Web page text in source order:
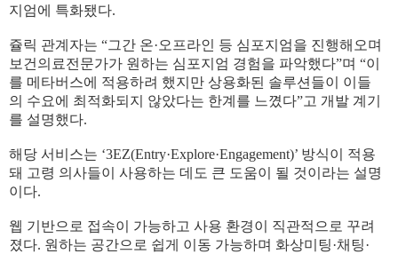
지엄에 특화됐다.
쥴릭 관계자는 “그간 온·오프라인 등 심포지엄을 진행해오며
보건의료전문가가 원하는 심포지엄 경험을 파악했다”며 “이
를 메타버스에 적용하려 했지만 상용화된 솔루션들이 이들
의 수요에 최적화되지 않았다는 한계를 느꼈다”고 개발 계기
를 설명했다.
해당 서비스는 ‘3EZ(Entry·Explore·Engagement)’ 방식이 적용
돼 고령 의사들이 사용하는 데도 큰 도움이 될 것이라는 설명
이다.
웹 기반으로 접속이 가능하고 사용 환경이 직관적으로 꾸려
졌다. 원하는 공간으로 쉽게 이동 가능하며 화상미팅·채팅·